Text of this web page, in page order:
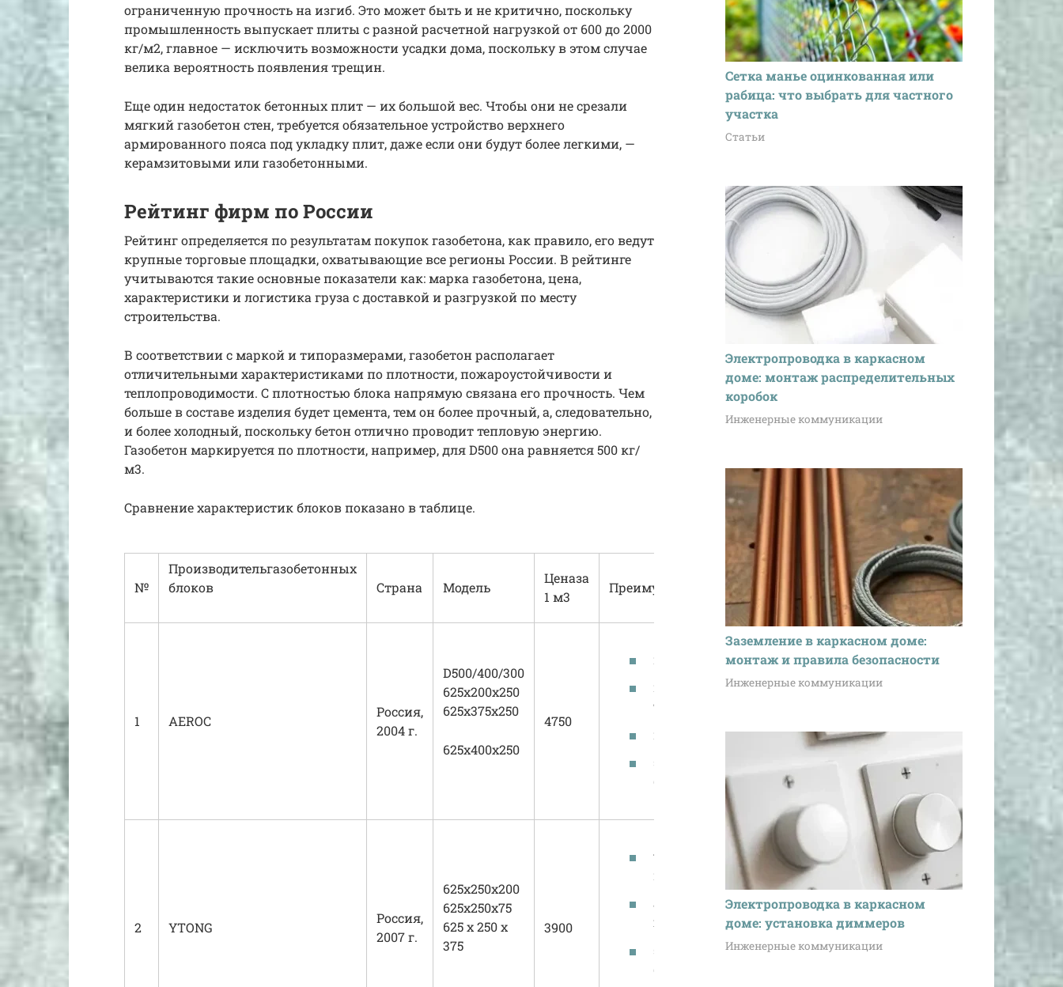
ограниченную прочность на изгиб. Это может быть и не критично, поскольку
промышленность выпускает плиты с разной расчетной нагрузкой от 600 до 2000
кг/м2, главное — исключить возможности усадки дома, поскольку в этом случае
велика вероятность появления трещин.
Еще один недостаток бетонных плит — их большой вес. Чтобы они не срезали
мягкий газобетон стен, требуется обязательное устройство верхнего
армированного пояса под укладку плит, даже если они будут более легкими, —
керамзитовыми или газобетонными.
Рейтинг фирм по России
Рейтинг определяется по результатам покупок газобетона, как правило, его ведут
крупные торговые площадки, охватывающие все регионы России. В рейтинге
учитываются такие основные показатели как: марка газобетона, цена,
характеристики и логистика груза с доставкой и разгрузкой по месту
строительства.
В соответствии с маркой и типоразмерами, газобетон располагает
отличительными характеристиками по плотности, пожароустойчивости и
теплопроводимости. С плотностью блока напрямую связана его прочность. Чем
больше в составе изделия будет цемента, тем он более прочный, а, следовательно,
и более холодный, поскольку бетон отлично проводит тепловую энергию.
Газобетон маркируется по плотности, например, для D500 она равняется 500 кг/
м3.
Сравнение характеристик блоков показано в таблице.
№
Производительгазобетонных
блоков
Страна Модель
Ценаза
1 м3
Преимущества Недостатки
1 AEROC
Россия,
2004 г.
D500/400/300
625х200х250
625х375х250
625х400х250
4750
простой монтаж;
низкая
теплопроводимость;
высокопрочность;
экологическая
безопасность.
2 YTONG
Россия,
2007 г.
625x250x200
625x250x75
625 x 250 x
375
3900
удобство при
производстве работ;
абсолютная
геометрия блоков;
экологическая
безопасность;
Низкая
Сетка манье оцинкованная или
рабица: что выбрать для частного
участка
Статьи
Электропроводка в каркасном
доме: монтаж распределительных
коробок
Инженерные коммуникации
Заземление в каркасном доме:
монтаж и правила безопасности
Инженерные коммуникации
Электропроводка в каркасном
доме: установка диммеров
Инженерные коммуникации